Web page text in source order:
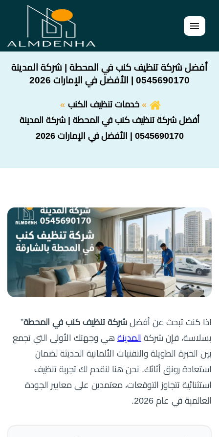
القائمة
أفضل شركة تنظيف كنب في المحطة | شركة المدينة
0545690170 | الأفضل في الإمارات 2026
خدمات تنظيف الكنب
أفضل شركة تنظيف كنب في المحطة | شركة المدينة
0545690170 | الأفضل في الإمارات 2026
اذا كنت تبحث عن أفضل شركة تنظيف كنب في المحطة”
بسلاسة، فإن شركة المدينة هي وجهتك الأولى التي تجمع
بين الخبرة الطويلة والتقنيات الألمانية الحديثة لضمان
استعادة رونق أثاثك. نحن هنا لنقدم لك تجربة تنظيف
استثنائية تتجاوز التوقعات، معتمدين على معايير الجودة
العالمية في عام 2026.